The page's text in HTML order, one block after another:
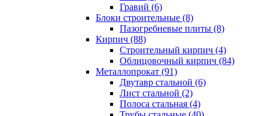
Гравий (6)
Блоки строительные (8)
Пазогребневые плиты (8)
Кирпич (88)
Строительный кирпич (4)
Облицовочный кирпич (84)
Металлопрокат (91)
Двутавр стальной (6)
Лист стальной (2)
Полоса стальная (4)